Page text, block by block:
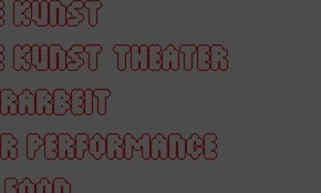
KUNST
KUNST THEATER
PERFORMANCE